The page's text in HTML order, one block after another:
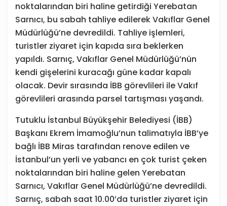
noktalarından biri haline getirdiği Yerebatan
Sarnıcı, bu sabah tahliye edilerek Vakıflar Genel
Müdürlüğü’ne devredildi. Tahliye işlemleri,
turistler ziyaret için kapıda sıra beklerken
yapıldı. Sarnıç, Vakıflar Genel Müdürlüğü’nün
kendi gişelerini kuracağı güne kadar kapalı
olacak. Devir sırasında İBB görevlileri ile Vakıf
görevlileri arasında parsel tartışması yaşandı.
Tutuklu İstanbul Büyükşehir Belediyesi (İBB)
Başkanı Ekrem İmamoğlu’nun talimatıyla İBB’ye
bağlı İBB Miras tarafından renove edilen ve
İstanbul’un yerli ve yabancı en çok turist çeken
noktalarından biri haline gelen Yerebatan
Sarnıcı, Vakıflar Genel Müdürlüğü’ne devredildi.
Sarnıç, sabah saat 10.00’da turistler ziyaret için